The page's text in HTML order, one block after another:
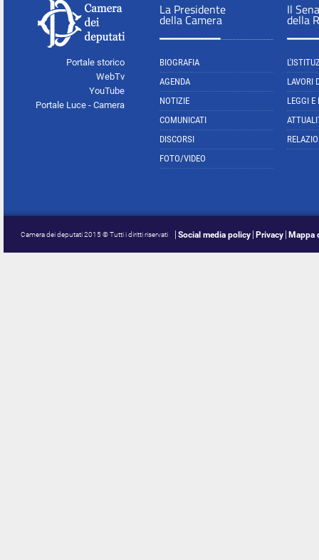
Portale storico
WebTv
YouTube
Portale Luce - Camera
La Presidente
della Camera
BIOGRAFIA
AGENDA
NOTIZIE
COMUNICATI
DISCORSI
FOTO/VIDEO
Il
della
LAVORI
LEGGI E
Camera dei deputati 2015 © Tutti i diritti riservati Social media policy Privacy Mappa